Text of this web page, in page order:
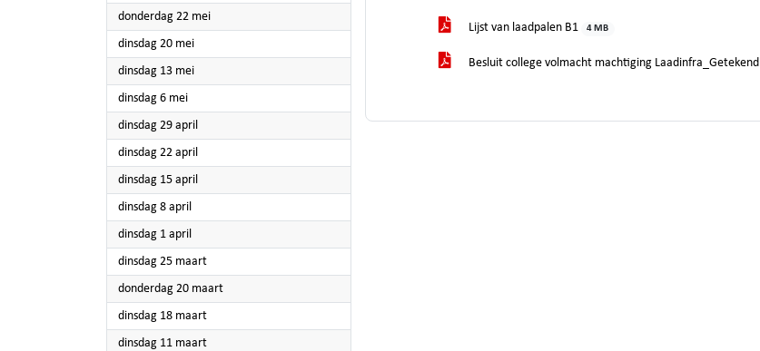
donderdag 22 mei2025
dinsdag 20 mei2025
dinsdag 13 mei2025
dinsdag 6 mei2025
dinsdag 29 april
dinsdag 22 april
dinsdag 15 april
dinsdag 8 april
dinsdag 1 april
dinsdag 25 maart2025
donderdag 20 maart2025
dinsdag 18 maart2025
dinsdag 11 maart2025
Lijst van laadpalen B1 4 MB
Besluit college volmacht machtiging Laadinfra_Getekend